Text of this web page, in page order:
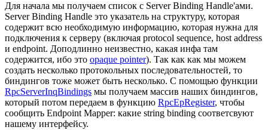
Для начала мы получаем список с Server Binding Handle'ами.
Server Binding Handle это указатель на структуру, которая
содержит всю необходимую информацию, которая нужна для
подключения к серверу (включая protocol sequence, host address
и endpoint. Доподлинно неизвестно, какая инфа там
содержится, ибо это opaque pointer). Так как как мы можем
создать несколько протокольных последовательностей, то
биндингов тоже может быть несколько. С помощью функции
RpcServerInqBindings мы получаем массив наших биндингов,
который потом передаем в функцию RpcEpRegister, чтобы
сообщить Endpoint Mapper: какие string binding соответсвуют
нашему интерфейсу.